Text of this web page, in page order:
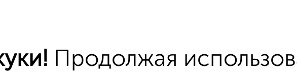
этаж с балконом с центральным отоплением в
Продолжая